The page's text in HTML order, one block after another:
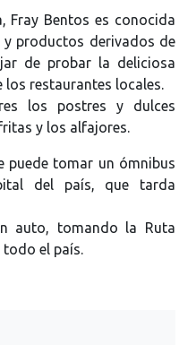
Fray Bentos es conocida
productos derivados de
de probar la deliciosa
los restaurantes locales.
los postres y dulces
y los alfajores.
puede tomar un ómnibus
del país, que tarda
auto, tomando la Ruta
todo el país.